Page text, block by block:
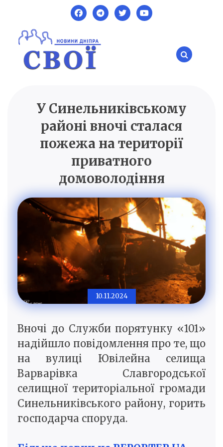
content
SVOI.DP.UA
Новини Дніпра
У Синельниківському
районі вночі сталася
пожежа на території
приватного
домоволодіння
10.11.2024
Вночі до Служби порятунку «101»
надійшло повідомлення про те, що
на вулиці Ювілейна селища
Варварівка Славгородської
селищної територіальної громади
Синельниківського району, горить
господарча споруда.